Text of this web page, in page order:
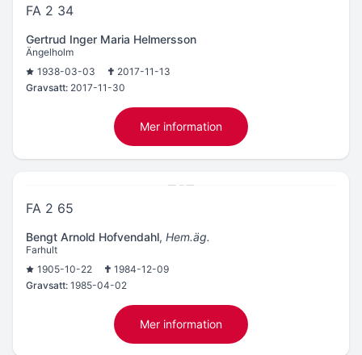
FA 2 34
Gertrud Inger Maria Helmersson
Ängelholm
1938-03-03
2017-11-13
Gravsatt: 2017-11-30
Mer information
FA 2 65
Bengt Arnold Hofvendahl, Hem.äg.
Farhult
1905-10-22
1984-12-09
Gravsatt: 1985-04-02
Mer information